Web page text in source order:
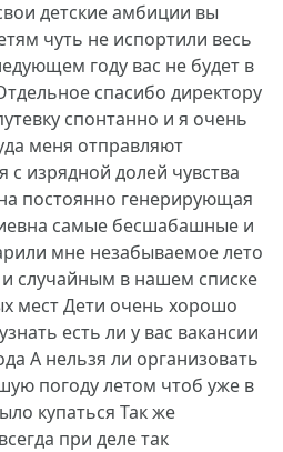
детские амбиции вы
чуть не испортили весь
году вас не будет в
спасибо директору
спонтанно и я очень
меня отправляют
с изрядной долей чувства
постоянно генерирующая
самые бесшабашные и
мне незабываемое лето
случайным в нашем списке
мест Дети очень хорошо
есть ли у вас вакансии
А нельзя ли организовать
погоду летом чтоб уже в
купаться Так же
при деле так